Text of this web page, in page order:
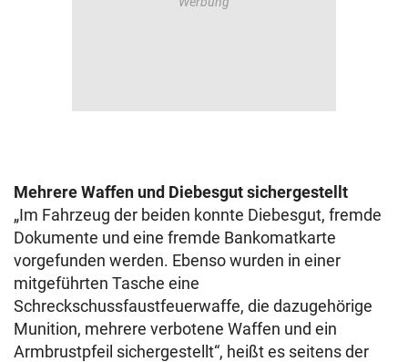
Mehrere Waffen und Diebesgut sichergestellt
„Im Fahrzeug der beiden konnte Diebesgut, fremde
Dokumente und eine fremde Bankomatkarte
vorgefunden werden. Ebenso wurden in einer
mitgeführten Tasche eine
Schreckschussfaustfeuerwaffe, die dazugehörige
Munition, mehrere verbotene Waffen und ein
Armbrustpfeil sichergestellt“, heißt es seitens der